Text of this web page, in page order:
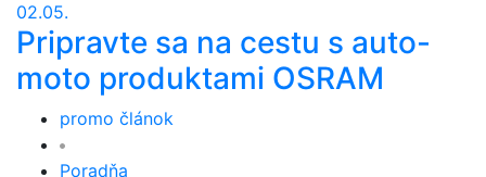
02.05.
Pripravte sa na cestu s auto-
moto produktami OSRAM
promo článok
Poradňa